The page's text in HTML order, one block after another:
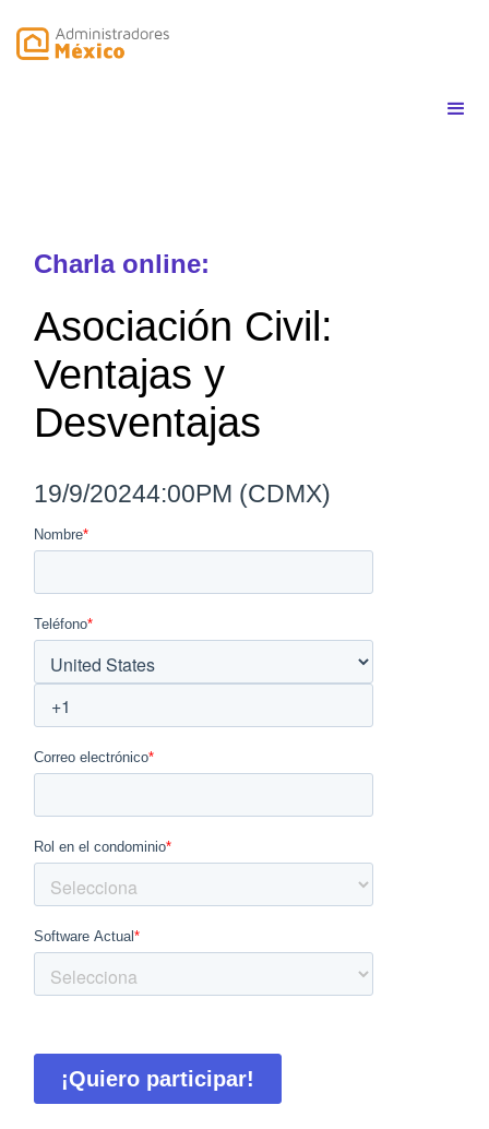
Charla online:
Asociación Civil:
Ventajas y
Desventajas
19/9/20244:00PM (CDMX)